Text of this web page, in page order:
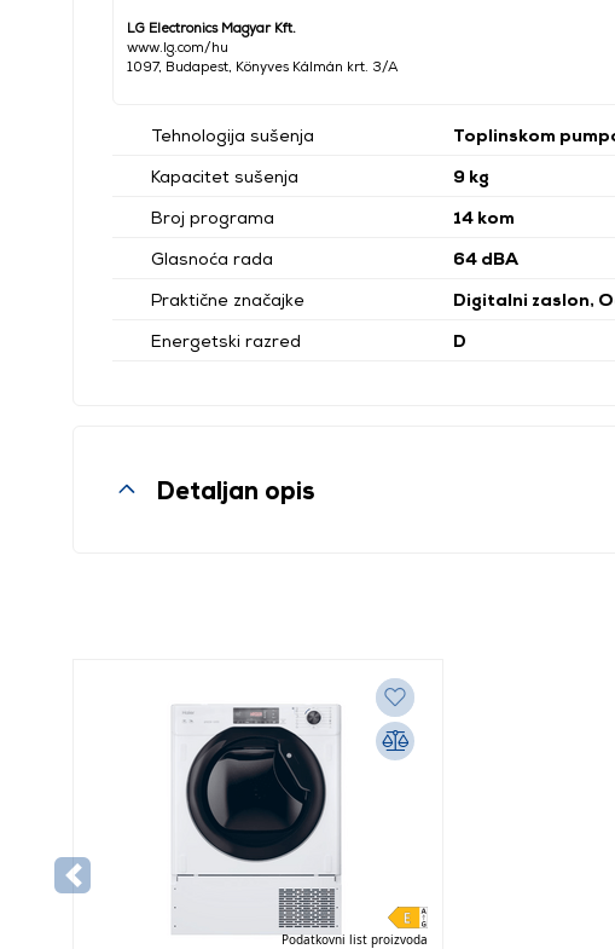
LG Electronics Magyar Kft.
www.lg.com/hu
1097, Budapest, Könyves Kálmán krt. 3/A
Tehnologija sušenja
Toplinskom
Kapacitet sušenja
9 kg
Broj programa
14 kom
Glasnoća rada
64 dBA
Praktične značajke
Digitalni zaslon,
Energetski razred
D
Detaljan opis
Podatkovni list proizvoda